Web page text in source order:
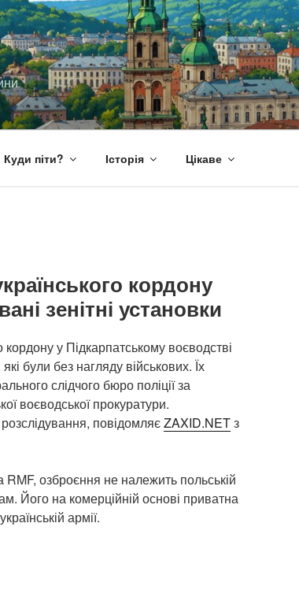
Куди піти? Історія Цікаве
кордону
зенітні установки
кордону у Підкарпатському воєводстві
були без нагляду військових. Їх
слідчого бюро поліції за
воєводської прокуратури.
повідомляєZAXID.NETз
озброєння не належить польській
Його на комерційній основі приватна
армії.